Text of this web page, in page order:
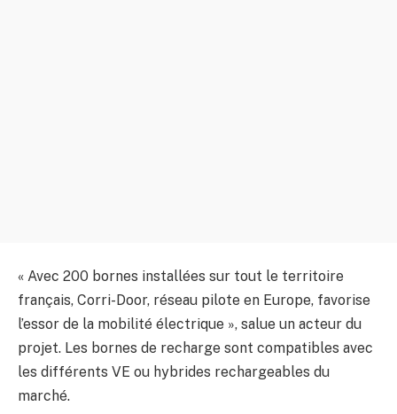
« Avec 200 bornes installées sur tout le territoire
français, Corri-Door, réseau pilote en Europe, favorise
l’essor de la mobilité électrique », salue un acteur du
projet. Les bornes de recharge sont compatibles avec
les différents VE ou hybrides rechargeables du
marché.